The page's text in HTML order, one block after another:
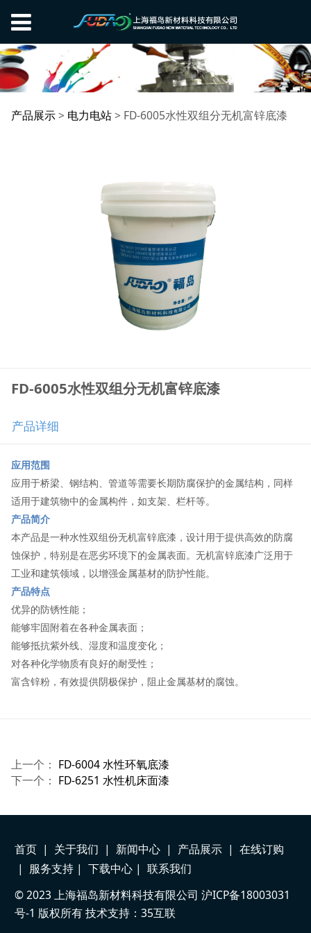
FD-6005水性双组分无
产品展示> 电力电站> FD-6005水性双组分无机富锌底漆
FD-6005水性双组分无机富锌底漆
产品详细
应用范围
应用于桥梁、钢结构、管道等需要长期防腐保护的金属结构，同样
适用于建筑物中的金属构件，如支架、栏杆等。
产品简介
本产品是一种水性双组份无机富锌底漆，设计用于提供高效的防腐
蚀保护，特别是在恶劣环境下的金属表面。无机富锌底漆广泛用于
工业和建筑领域，以增强金属基材的防护性能。
产品特点
优异的防锈性能；
能够牢固附着在各种金属表面；
能够抵抗紫外线、湿度和温度变化；
对各种化学物质有良好的耐受性；
富含锌粉，有效提供阴极保护，阻止金属基材的腐蚀。
上一个： FD-6004 水性环氧底漆
下一个： FD-6251 水性机床面漆
首页| 关于我们 | 新闻中心| 产品展示| 在线订购
| 服务支持| 下载中心| 联系我们
© 2023 上海福岛新材料科技有限公司 沪ICP备18003031
号-1 版权所有 技术支持：35互联